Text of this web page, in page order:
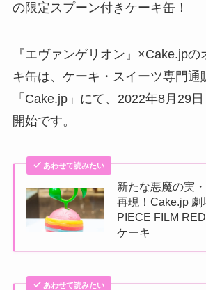
の限定スプーン付きケーキ缶！
『エヴァンゲリオン』×Cake.jp
キ缶は、ケーキ・スイーツ専門通
「Cake.jp」にて、2022年8月29
開始です。
あわせて読みたい
新たな悪魔の実
再現！Cake.jp 劇
PIECE FILM
ケーキ
あわせて読みたい